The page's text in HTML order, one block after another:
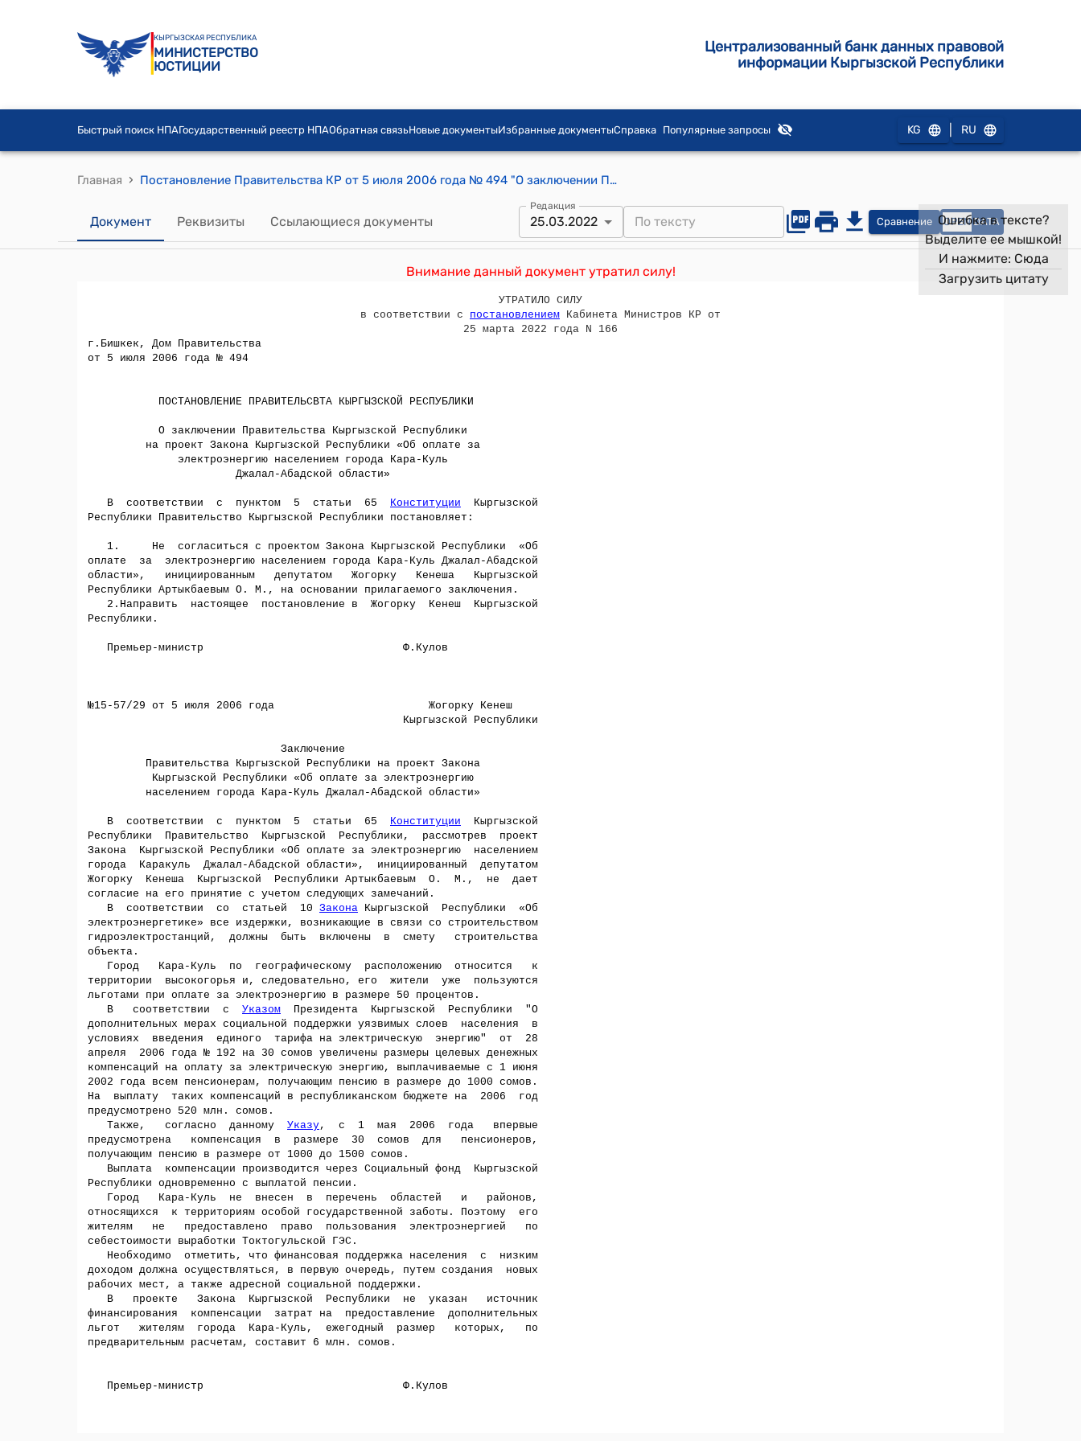
КЫРГЫЗСКАЯ РЕСПУБЛИКА
МИНИСТЕРСТВО
ЮСТИЦИИ
Централизованный банк данных правовой
информации Кыргызской Республики
Быстрый поиск НПАГосударственный реестр НПАОбратная связьНовые документыИзбранные документыСправка Популярные запросы KG RU
Главная › Постановление Правительства КР от 5 июля 2006 года № 494 "О заключении Правительства Кыргызской Республики на проект Закона Кыргызской Республики «Об оплате за электроэнергию населением города Кара-Куль Джалал-Абадской области»
Документ Реквизиты Ссылающиеся документы
Редакция
25.03.2022 Сравнение OPEN DATA
Внимание данный документ утратил силу!
Ошибка в тексте?
Выделите ее мышкой!
И нажмите: Сюда
Загрузить цитату